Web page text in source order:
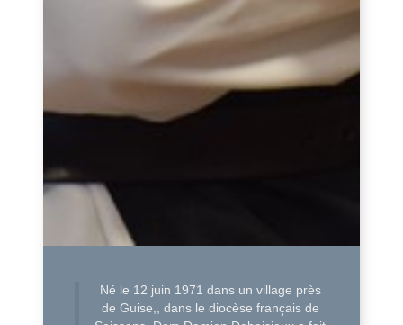
Né le 12 juin 1971 dans un village près
de Guise,, dans le diocèse français de